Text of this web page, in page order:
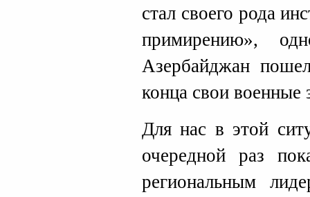
стал своего рода
примирению»,
Азербайджан
конца свои военные
Для нас в этой
очередной раз
региональным